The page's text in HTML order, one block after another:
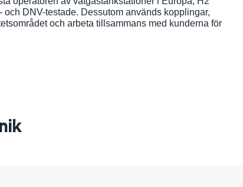
DNV-testade. Dessutom används kopplingar,
och arbeta tillsammans med kunderna för